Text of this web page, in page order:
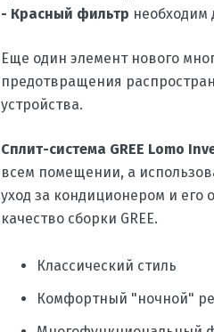
- Красный фильтр необходим
Еще один элемент нового
предотвращения
устройства.
Сплит-система GREE Lomo
всем помещении, а
уход за кондиционером и его
качество сборки GREE.
Классический стиль
Комфортный "ночной"